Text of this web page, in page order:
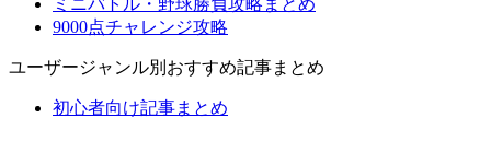
ミニバトル・野球勝負攻略まとめ
9000点チャレンジ攻略
ユーザージャンル別おすすめ記事まとめ
初心者向け記事まとめ